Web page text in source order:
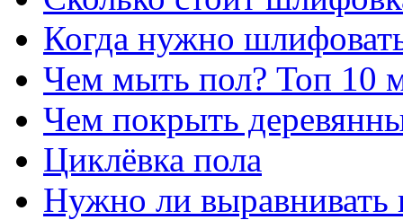
Когда нужно
Чем мыть пол? Топ 10
Чем покрыть
Циклёвка пола
Нужно ли выравнивать